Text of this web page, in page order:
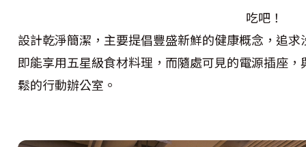
吃吧！
設計乾淨簡潔，主要提倡豐盛新鮮的健康概念，追
即能享用五星級食材料理，而隨處可見的電源插座
鬆的行動辦公室。